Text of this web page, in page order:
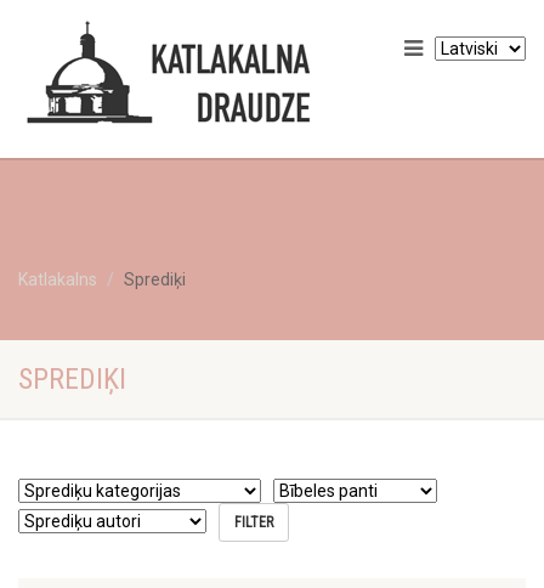
Katlakalns Sprediķi
SPREDIĶI